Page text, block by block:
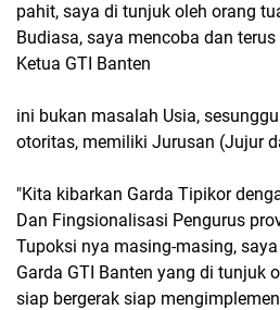
pahit, saya di tunjuk oleh orang
Budiasa, saya mencoba dan terus
Ketua GTI Banten
ini bukan masalah Usia,
otoritas, memiliki Jurusan (Jujur
"Kita kibarkan Garda Tipikor
Dan Fingsionalisasi Pengurus
Tupoksi nya masing-masing,
Garda GTI Banten yang di tunjuk
siap bergerak siap